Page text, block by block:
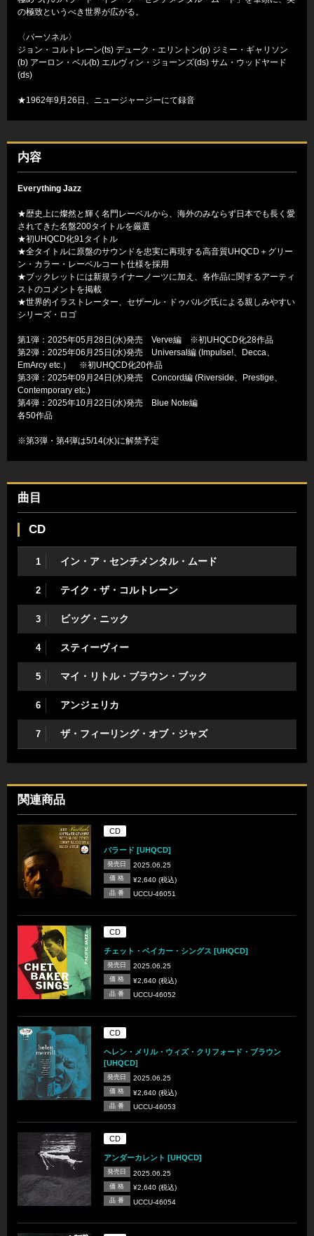
の極致というべき世界が広がる。
〈パーソネル〉
ジョン・コルトレーン(ts) デューク・エリントン(p) ジミー・ギャリソン
(b) アーロン・ベル(b) エルヴィン・ジョーンズ(ds) サム・ウッドヤード
(ds)
★1962年9月26日、ニュージャージーにて録音
内容
Everything Jazz
★歴史上に燦然と輝く名門レーベルから、海外のみならず日本でも長く愛
されてきた名盤200タイトルを厳選
★初UHQCD化91タイトル
★全タイトルに原盤のサウンドを忠実に再現する高音質UHQCD＋グリー
ン・カラー・レーベルコート仕様を採用
★ブックレットには新規ライナーノーツに加え、各作品に関するアーティ
ストのコメントを掲載
★世界的イラストレーター、セザール・ドゥバルグ氏による親しみやすい
シリーズ・ロゴ
第1弾：2025年05月28日(水)発売 Verve編 ※初UHQCD化28作品
第2弾：2025年06月25日(水)発売 Universal編 (Impulse!、Decca、
EmArcy etc.） ※初UHQCD化20作品
第3弾：2025年09月24日(水)発売 Concord編 (Riverside、Prestige、
Contemporary etc.)
第4弾：2025年10月22日(水)発売 Blue Note編
各50作品
※第3弾・第4弾は5/14(水)に解禁予定
曲目
CD
1 イン・ア・センチメンタル・ムード
2 テイク・ザ・コルトレーン
3 ビッグ・ニック
4 スティーヴィー
5 マイ・リトル・ブラウン・ブック
6 アンジェリカ
7 ザ・フィーリング・オブ・ジャズ
関連商品
CD
バラード [UHQCD]
発売日 2025.06.25
価 格 ¥2,640 (税込)
品 番 UCCU-46051
CD
チェット・ベイカー・シングス [UHQCD]
発売日 2025.06.25
価 格 ¥2,640 (税込)
品 番 UCCU-46052
CD
ヘレン・メリル・ウィズ・クリフォード・ブラウン
[UHQCD]
発売日 2025.06.25
価 格 ¥2,640 (税込)
品 番 UCCU-46053
CD
アンダーカレント [UHQCD]
発売日 2025.06.25
価 格 ¥2,640 (税込)
品 番 UCCU-46054